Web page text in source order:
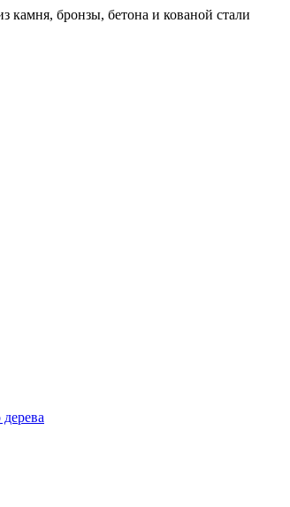
камня, бронзы, бетона и кованой стали